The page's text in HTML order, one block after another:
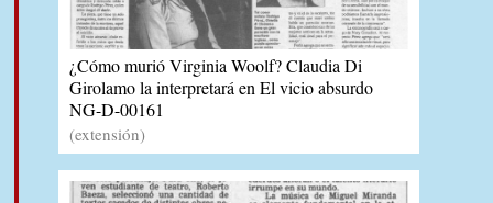
¿Cómo murió Virginia Woolf? Claudia Di
Girolamo la interpretará en El vicio absurdo
NG-D-00161
(extensión)